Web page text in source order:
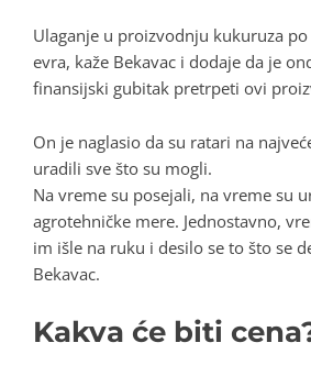
Ulaganje u proizvodnju kukuruza
evra, kaže Bekavac i dodaje da je
finansijski gubitak pretrpeti ovi
On je naglasio da su ratari na
uradili sve što su mogli.
Na vreme su posejali, na vreme su
agrotehničke mere. Jednostavno,
im išle na ruku i desilo se to što se
Bekavac.
Kakva će biti